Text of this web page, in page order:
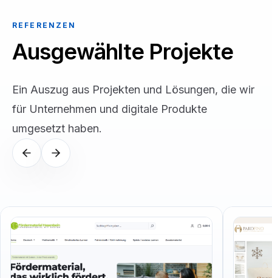
REFERENZEN
Ausgewählte Projekte
Ein Auszug aus Projekten und Lösungen, die wir
für Unternehmen und digitale Produkte
umgesetzt haben.